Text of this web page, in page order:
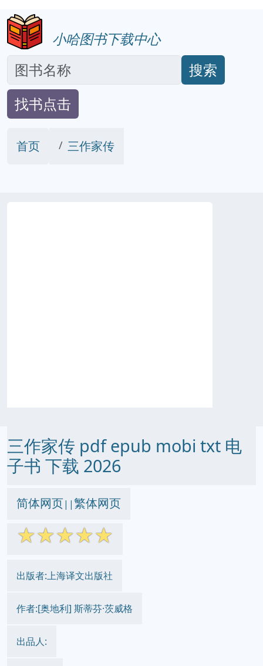
小哈图书下载中心
搜索
找书点击
首页 三作家传
三作家传 pdf epub mobi txt 电
子书 下载 2026
简体网页||繁体网页
☆☆☆☆☆
出版者:上海译文出版社
作者:[奥地利] 斯蒂芬·茨威格
出品人: